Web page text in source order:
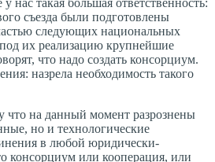
у нас такая большая ответственность:
съезда были подготовлены
следующих национальных
их реализацию крупнейшие
что надо создать консорциум.
назрела необходимость такого
что на данный момент разрознены
но и технологические
в любой юридически-
консорциум или кооперация, или